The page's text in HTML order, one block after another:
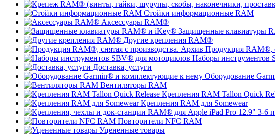
Стойки информационные RAM
Аксессуары RAM®
Защищенные клавиатуры
Другие крепления RAM®
Продукция RAM®,
Наборы инструментов
Доставка, услуги
Оборудование
Вентиляторы RAM
Крепления RAM Tallon Quick
Крепления RAM для Somewear
Повторители NFC RAM
Уцененные товары